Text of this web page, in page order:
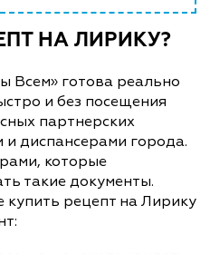
НА ЛИРИКУ?
Всем» готова реально
и без посещения
партнерских
диспансерами города.
которые
такие документы.
купить рецепт на Лирику